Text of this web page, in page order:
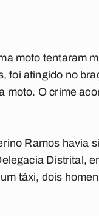
moto tentaram
foi atingido no
moto. O crime
Ramos havia
Distrital,
táxi, dois